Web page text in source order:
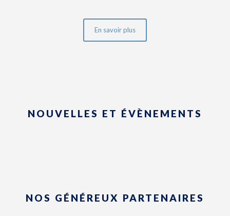
En savoir plus
NOUVELLES ET ÉVÈNEMENTS
NOS GÉNÉREUX PARTENAIRES